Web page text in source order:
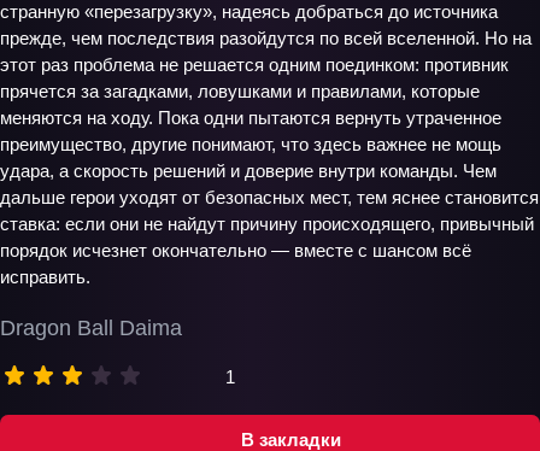
В закладки
Dragon Ball Daima
1
странную «перезагрузку», надеясь добраться до источника
прежде, чем последствия разойдутся по всей вселенной. Но на
этот раз проблема не решается одним поединком: противник
прячется за загадками, ловушками и правилами, которые
меняются на ходу. Пока одни пытаются вернуть утраченное
преимущество, другие понимают, что здесь важнее не мощь
удара, а скорость решений и доверие внутри команды. Чем
дальше герои уходят от безопасных мест, тем яснее становится
ставка: если они не найдут причину происходящего, привычный
порядок исчезнет окончательно — вместе с шансом всё
исправить.